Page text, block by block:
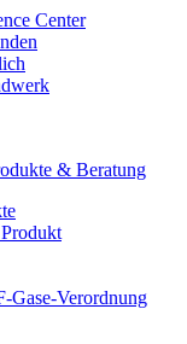
Center
& Beratung
Gase-Verordnung